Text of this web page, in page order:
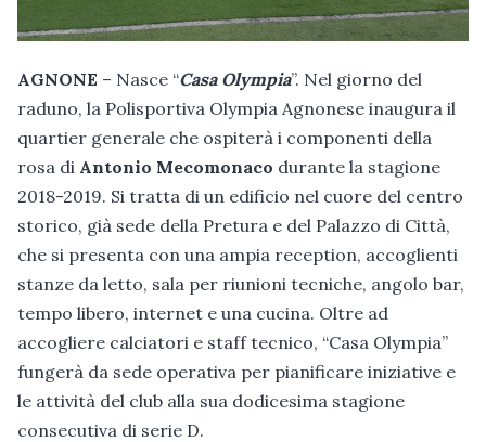
AGNONE – Nasce “Casa Olympia”. Nel giorno del
raduno, la Polisportiva Olympia Agnonese inaugura il
quartier generale che ospiterà i componenti della
rosa di Antonio Mecomonaco durante la stagione
2018-2019. Si tratta di un edificio nel cuore del centro
storico, già sede della Pretura e del Palazzo di Città,
che si presenta con una ampia reception, accoglienti
stanze da letto, sala per riunioni tecniche, angolo bar,
tempo libero, internet e una cucina. Oltre ad
accogliere calciatori e staff tecnico, “Casa Olympia”
fungerà da sede operativa per pianificare iniziative e
le attività del club alla sua dodicesima stagione
consecutiva di serie D.